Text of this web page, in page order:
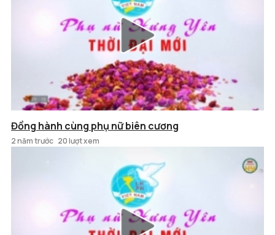
Đồng hành cùng phụ nữ biên cương
2 năm trước 20 lượt xem